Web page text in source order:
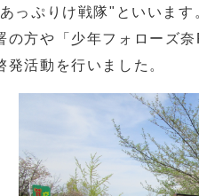
ぷりけ戦隊"といいま
方や「少年フォローズ
活動を行いました。